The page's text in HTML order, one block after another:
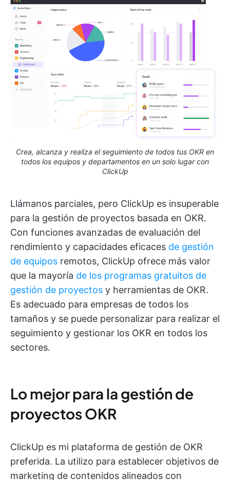
Crea, alcanza y realiza el seguimiento de todos tus OKR en
todos los equipos y departamentos en un solo lugar con
ClickUp
Llámanos parciales, pero ClickUp es insuperable
para la gestión de proyectos basada en OKR.
Con funciones avanzadas de evaluación del
rendimiento y capacidades eficaces de gestión
de equipos remotos, ClickUp ofrece más valor
que la mayoría de los programas gratuitos de
gestión de proyectos y herramientas de OKR.
Es adecuado para empresas de todos los
tamaños y se puede personalizar para realizar el
seguimiento y gestionar los OKR en todos los
sectores.
Lo mejor para la gestión de
proyectos OKR
ClickUp es mi plataforma de gestión de OKR
preferida. La utilizo para establecer objetivos de
marketing de contenidos alineados con